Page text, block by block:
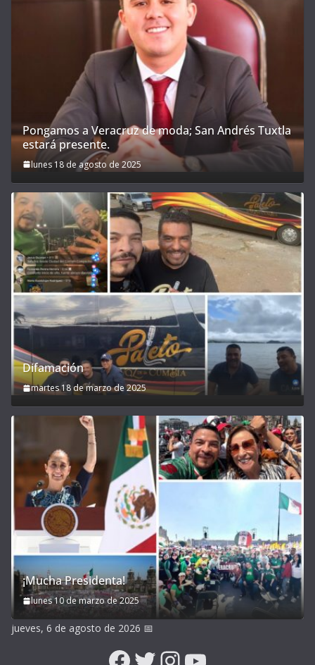
Pongamos a Veracruz de moda; San Andrés Tuxtla
estará presente.
lunes 18 de agosto de 2025
Difamación
martes 18 de marzo de 2025
¡Mucha Presidenta!
lunes 10 de marzo de 2025
jueves, 6 de agosto de 2026 📅